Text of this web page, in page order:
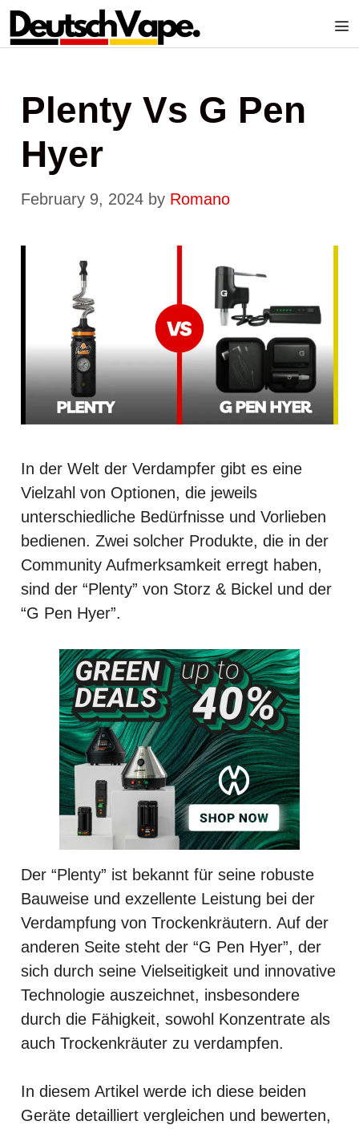
Skip
to
Plenty Vs G Pen
Hyer
February 9, 2024 by Romano
In der Welt der Verdampfer gibt es eine
Vielzahl von Optionen, die jeweils
unterschiedliche Bedürfnisse und Vorlieben
bedienen. Zwei solcher Produkte, die in der
Community Aufmerksamkeit erregt haben,
sind der “Plenty” von Storz & Bickel und der
“G Pen Hyer”.
Der “Plenty” ist bekannt für seine robuste
Bauweise und exzellente Leistung bei der
Verdampfung von Trockenkräutern. Auf der
anderen Seite steht der “G Pen Hyer”, der
sich durch seine Vielseitigkeit und innovative
Technologie auszeichnet, insbesondere
durch die Fähigkeit, sowohl Konzentrate als
auch Trockenkräuter zu verdampfen.
In diesem Artikel werde ich diese beiden
Geräte detailliert vergleichen und bewerten,